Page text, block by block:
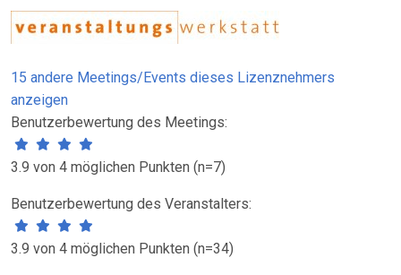
15 andere Meetings/Events dieses Lizenznehmers
anzeigen
Benutzerbewertung des Meetings:
3.9 von 4 möglichen Punkten (n=7)
Benutzerbewertung des Veranstalters:
3.9 von 4 möglichen Punkten (n=34)